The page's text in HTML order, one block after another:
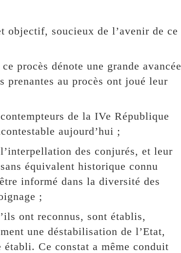
objectif, soucieux de l’avenir de ce
procès dénote une grande avancée
prenantes au procès ont joué leur
de la IVe République
aujourd’hui ;
des conjurés, et leur
équivalent historique connu
informé dans la diversité des
;
ont reconnus, sont établis,
une déstabilisation de l’Etat,
Ce constat a même conduit